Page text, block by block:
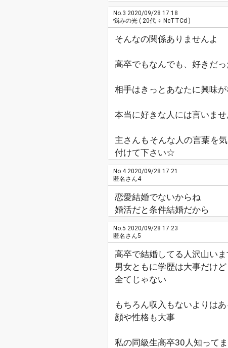
No.3 2020/09/28 17:18
悩みの光 ( 20代 ♀ NcTTCd )
そんなの関係ありませんよ
高卒でもなんでも、好きだ
相手はきっとあなたに興味
本当に好きな人には言いませ
主さんもそんな人の言葉を
付けて下さい☆
No.42020/09/28 17:21
匿名さん4
恋愛結婚でないからね
婚活だと条件結婚だから
No.5 2020/09/28 17:23
匿名さん5
高卒で結婚してる人沢山いま
男女ともに学歴は大事だけど
全てじゃない
もちろん収入もないよりは
顔や性格も大事
私の同級生高卒30人知って